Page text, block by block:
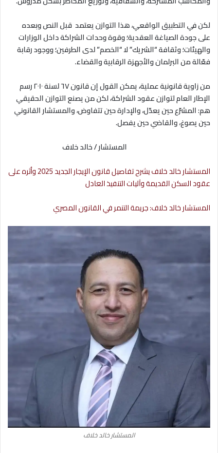
لكن في التطبيق الواقعي، هذا التوازن يعتمد قبل النص وبعده
على جودة الصياغة العقدية؛ وقوة وحدات الشراكة داخل الوزارات
والهيئات؛ وثقافة “الشريك” لا “الخصم” لدى الطرفين؛ ووجود رقابة
فعّالة من البرلمان والأجهزة الرقابية والقضاء.
من زاوية قانونية عملية، يمكن القول إن قانون ٦٧ لسنة ٢٠١٠ رسم
الإطار العام لتوازن عقود الشراكة، لكن من يصنع التوازن الحقيقي
هم:المشرّع حين يعدّل، والإدارة حين تتفاوض، والمستشار القانوني
حين يصوغ، والقاضي حين يفصل.
المستشار / خالد خلاف
المستشار خالد خلاف يشرح تفاصيل قانون الإيجار الجديد 2025 وأثره على
عقود السكن القديمة وآليات التنفيذ العادل
المستشار خالد خلاف: جريمة التنمر في القانون المصري
المستشار خالد خلاف